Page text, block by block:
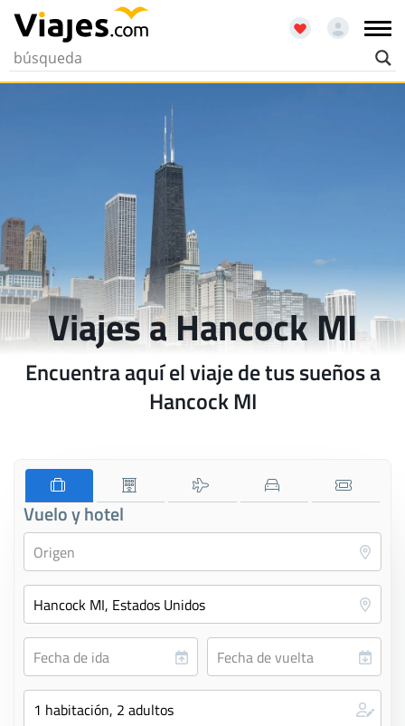
Viajes a Hancock MI
Encuentra aquí el viaje de tus sueños a
Hancock MI
Vuelo y hotel